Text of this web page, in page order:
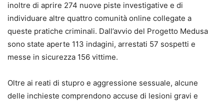
inoltre di aprire 274 nuove piste investigative e di
individuare altre quattro comunità online collegate a
queste pratiche criminali. Dall’avvio del Progetto Medusa
sono state aperte 113 indagini, arrestati 57 sospetti e
messe in sicurezza 156 vittime.
Oltre ai reati di stupro e aggressione sessuale, alcune
delle inchieste comprendono accuse di lesioni gravi e